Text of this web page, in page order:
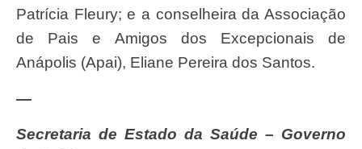
Patrícia Fleury; e a conselheira da Associação
de Pais e Amigos dos Excepcionais de
Anápolis (Apai), Eliane Pereira dos Santos.
—
Secretaria de Estado da Saúde – Governo